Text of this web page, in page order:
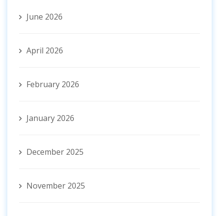
June 2026
April 2026
February 2026
January 2026
December 2025
November 2025